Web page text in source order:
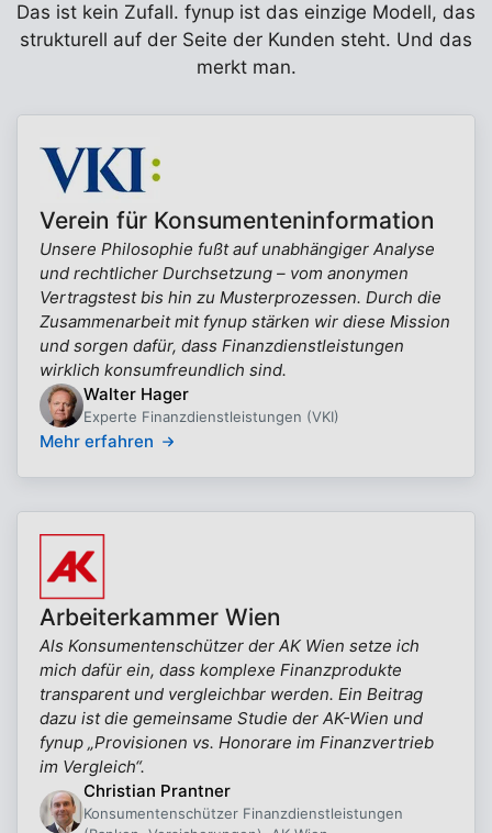
Das ist kein Zufall. fynup ist das einzige Modell, das
strukturell auf der Seite der Kunden steht. Und das
merkt man.
Verein für Konsumenteninformation
Unsere Philosophie fußt auf unabhängiger Analyse
und rechtlicher Durchsetzung – vom anonymen
Vertragstest bis hin zu Musterprozessen. Durch die
Zusammenarbeit mit fynup stärken wir diese Mission
und sorgen dafür, dass Finanzdienstleistungen
wirklich konsumfreundlich sind.
Walter Hager
Experte Finanzdienstleistungen (VKI)
Mehr erfahren
Arbeiterkammer Wien
Als Konsumentenschützer der AK Wien setze ich
mich dafür ein, dass komplexe Finanzprodukte
transparent und vergleichbar werden. Ein Beitrag
dazu ist die gemeinsame Studie der AK-Wien und
fynup „Provisionen vs. Honorare im Finanzvertrieb
im Vergleich“.
Christian Prantner
Konsumentenschützer Finanzdienstleistungen